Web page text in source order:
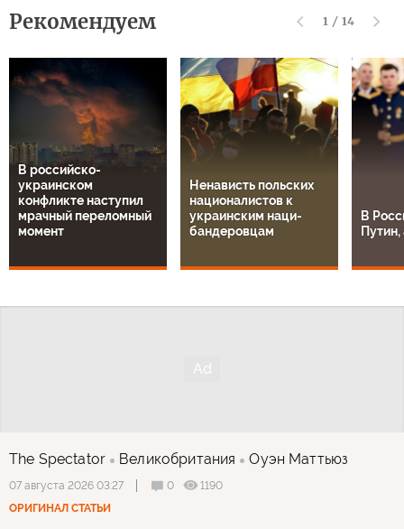
Рекомендуем 1 / 14
В российско-
украинском
конфликте наступил
мрачный переломный
момент
Ненависть польских
националистов к
украинским наци-
бандеровцам
В
The Spectator Великобритания Оуэн Маттьюз
07 августа 2026 03:27 0
1190
ОРИГИНАЛ СТАТЬИ